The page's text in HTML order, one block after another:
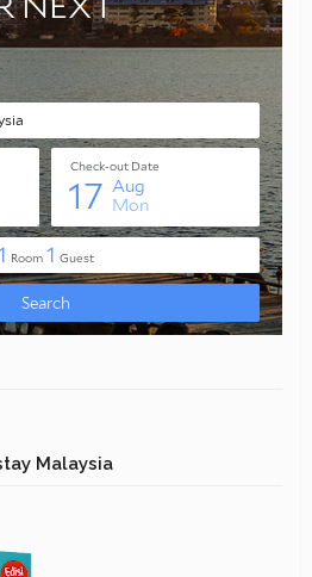
Malaysia